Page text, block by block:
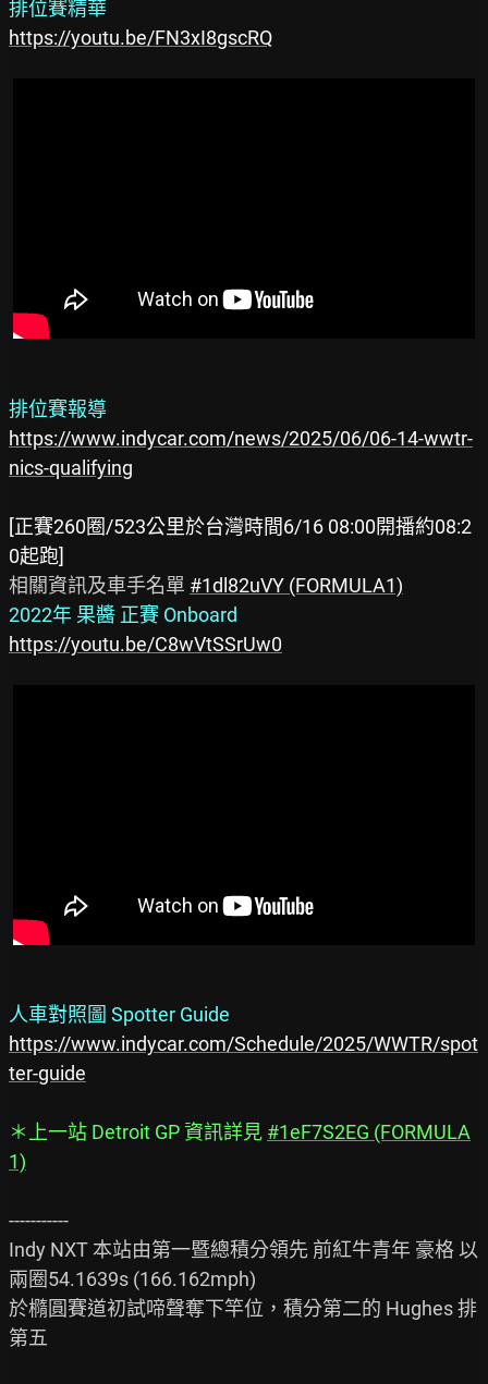
排位賽精華
https://youtu.be/FN3xI8gscRQ
排位賽報導
https://www.indycar.com/news/2025/06/06-14-wwtr-
nics-qualifying
[正賽260圈/523公里於台灣時間6/16 08:00開播約08:2
0起跑]
相關資訊及車手名單 #1dl82uVY (FORMULA1)
2022年 果醬 正賽 Onboard
https://youtu.be/C8wVtSSrUw0
人車對照圖 Spotter Guide
https://www.indycar.com/Schedule/2025/WWTR/spot
ter-guide
＊上一站 Detroit GP 資訊詳見 #1eF7S2EG (FORMULA
1)
-----------
Indy NXT 本站由第一暨總積分領先 前紅牛青年 豪格 以
兩圈54.1639s (166.162mph)
於橢圓賽道初試啼聲奪下竿位，積分第二的 Hughes 排
第五